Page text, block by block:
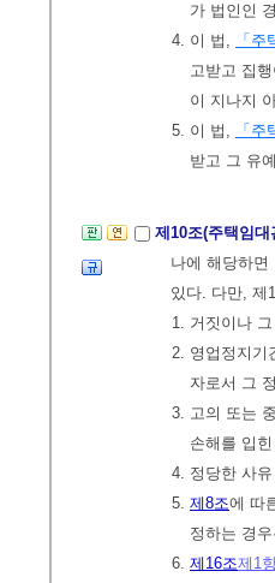
가 법인인
4. 이 법,
「주
고받고 집
이 지나지
5. 이 법,
「주
받고 그 유
제10조(주택임
나에 해당하
있다. 다만, 제
1. 거짓이나
2. 영업정지기
자로서 그
3. 고의 또는
손해를 입
4. 정당한 사
5. 제8조에 따
정하는 경
6. 제16조제1